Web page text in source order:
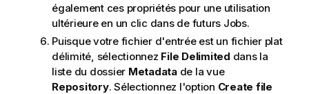
également ces propriétés pour une utilisation
ultérieure en un clic dans de futurs Jobs.
Puisque votre fichier d'entrée est un fichier plat
délimité, sélectionnez File Delimited dans la
liste du dossier Metadatade la vue
Repository. Sélectionnez l'option Create file